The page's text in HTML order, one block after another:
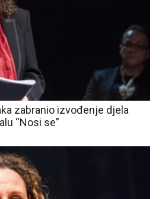
zabranio izvođenje djela
“Nosi se”